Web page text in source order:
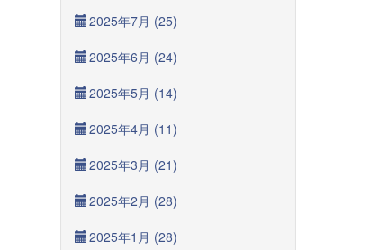
2025年7月 (25)
2025年6月 (24)
2025年5月 (14)
2025年4月 (11)
2025年3月 (21)
2025年2月 (28)
2025年1月 (28)